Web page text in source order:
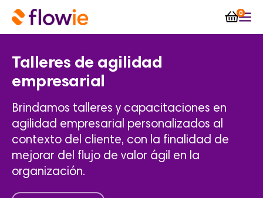
0
Talleres de agilidad
empresarial
Brindamos talleres y capacitaciones en
agilidad empresarial personalizados al
contexto del cliente, con la finalidad de
mejorar del flujo de valor ágil en la
organización.